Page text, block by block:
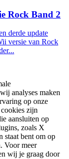
Rock Band 2
derde update
versie van Rock
analyses maken
op onze
zijn
aansluiten op
zoals X
staat bent om op
Voor meer
wij je graag door